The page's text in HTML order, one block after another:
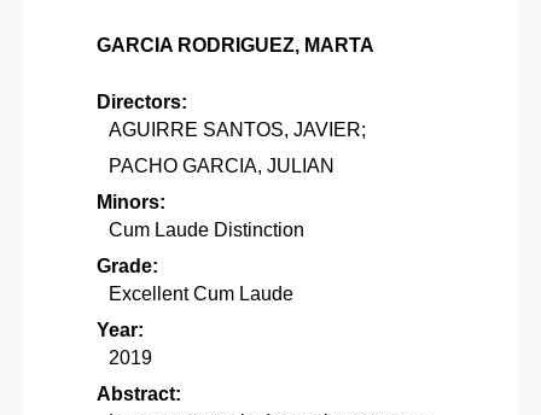
GARCIA RODRIGUEZ, MARTA
Directors:
AGUIRRE SANTOS, JAVIER;
PACHO GARCIA, JULIAN
Minors:
Cum Laude Distinction
Grade:
Excellent Cum Laude
Year:
2019
Abstract: